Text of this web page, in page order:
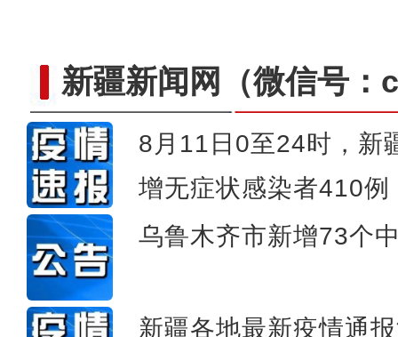
新疆新闻网 （微信号
8月11日0至24时，新
增无症状感染者410例
乌鲁木齐市新增73个
新疆各地最新疫情通
《领航》快闪 新疆昌吉州